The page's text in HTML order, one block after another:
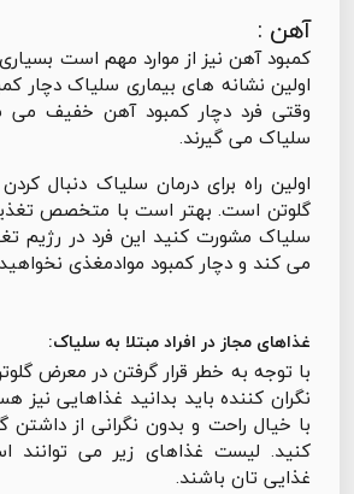
آهن :
کمبود آهن نیز از موارد مهم است بسیاری
اولین نشانه های بیماری سلیاک دچار
وقتی فرد دچار کمبود آهن خفیف می
سلیاک می گیرند.
اولین راه برای درمان سلیاک دنبال
گلوتن است. بهتر است با متخصص
سلیاک مشورت کنید این فرد در رژیم
می کند و دچار کمبود موادمغذی
غذاهای مجاز در افراد مبتلا به سلیاک:
با توجه به خطر قرار گرفتن در معرض
نگران کننده باید بدانید غذاهایی نیز
با خیال راحت و بدون نگرانی از داشتن
کنید. لیست غذاهای زیر می توانند
غذایی تان باشند.